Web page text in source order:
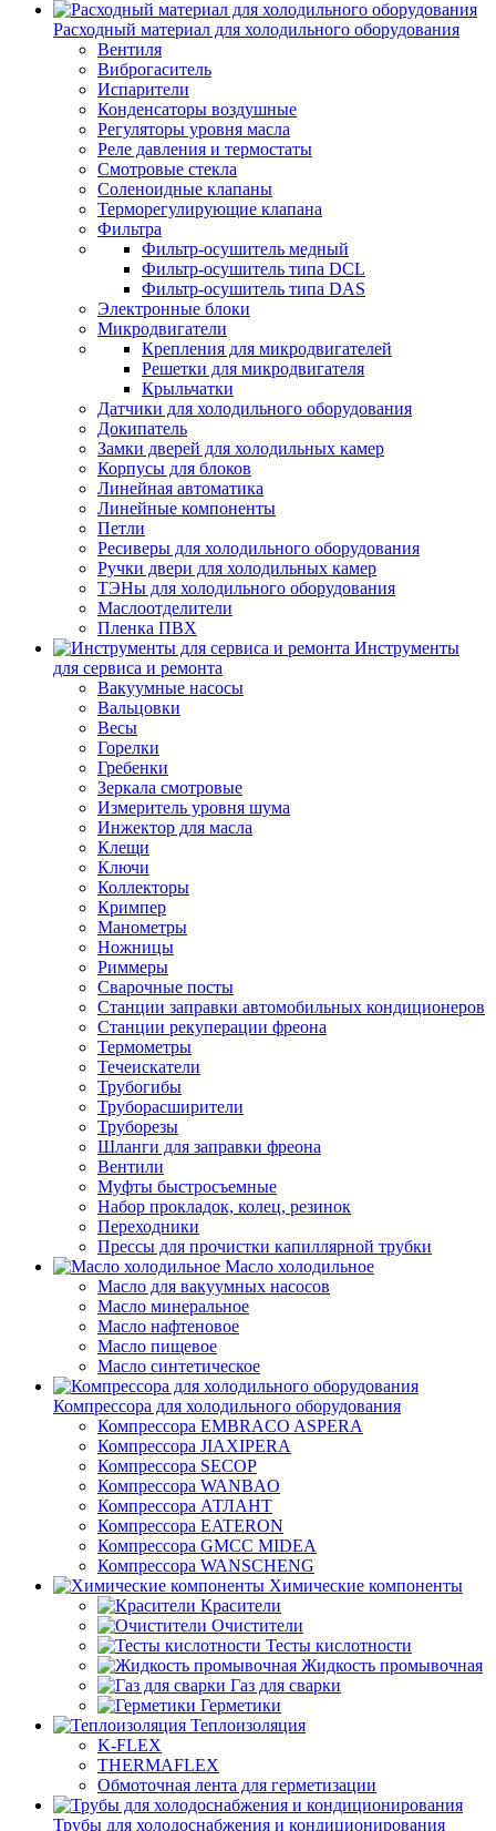
Расходный материал для холодильного оборудования
Вентиля
Виброгаситель
Испарители
Конденсаторы воздушные
Регуляторы уровня масла
Реле давления и термостаты
Смотровые стекла
Соленоидные клапаны
Терморегулирующие клапана
Фильтра
Фильтр-осушитель медный
Фильтр-осушитель типа DCL
Фильтр-осушитель типа DAS
Электронные блоки
Микродвигатели
Крепления для микродвигателей
Решетки для микродвигателя
Крыльчатки
Датчики для холодильного оборудования
Докипатель
Замки дверей для холодильных камер
Корпусы для блоков
Линейная автоматика
Линейные компоненты
Петли
Ресиверы для холодильного оборудования
Ручки двери для холодильных камер
ТЭНы для холодильного оборудования
Маслоотделители
Пленка ПВХ
Инструменты
для сервиса и ремонта
Вакуумные насосы
Вальцовки
Весы
Горелки
Гребенки
Зеркала смотровые
Измеритель уровня шума
Инжектор для масла
Клещи
Ключи
Коллекторы
Кримпер
Манометры
Ножницы
Риммеры
Сварочные посты
Станции заправки автомобильных кондиционеров
Станции рекуперации фреона
Термометры
Течеискатели
Трубогибы
Труборасширители
Труборезы
Шланги для заправки фреона
Вентили
Муфты быстросъемные
Набор прокладок, колец, резинок
Переходники
Прессы для прочистки капиллярной трубки
Масло холодильное
Масло для вакуумных насосов
Масло минеральное
Масло нафтеновое
Масло пищевое
Масло синтетическое
Компрессора для холодильного оборудования
Компрессора EMBRACO ASPERA
Компрессора JIAXIPERA
Компрессора SECOP
Компрессора WANBAO
Компрессора АТЛАНТ
Компрессора EATERON
Компрессора GMCC MIDEA
Компрессора WANSCHENG
Химические компоненты
Красители
Очистители
Тесты кислотности
Жидкость промывочная
Газ для сварки
Герметики
Теплоизоляция
K-FLEX
THERMAFLEX
Обмоточная лента для герметизации
Трубы для холодоснабжения и кондиционирования